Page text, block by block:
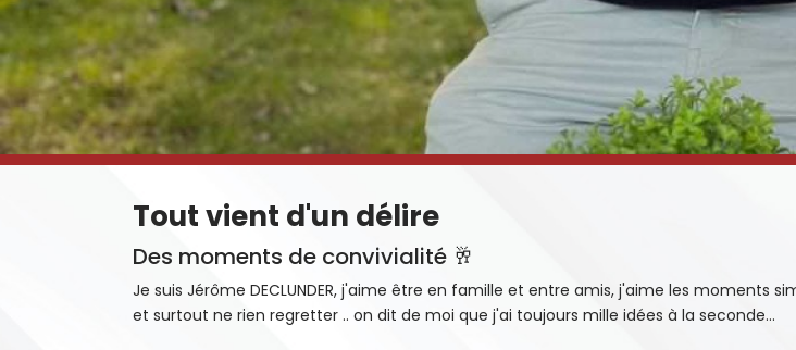
Tout vient d'un délire
Des moments de convivialité 🥂
Je suis Jérôme DECLUNDER, j'aime être en famille et entre amis, j'aime les moments
et surtout ne rien regretter .. on dit de moi que j'ai toujours mille idées à la seconde...